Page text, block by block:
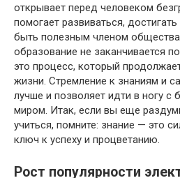
открывает перед человеком
помогает развиваться,
быть полезным членом
образование не заканчивается
это процесс, который
жизни. Стремление к знаниям и
лучше и позволяет идти в ногу
миром. Итак, если вы еще
учиться, помните: знание — это
ключ к успеху и процветанию.
Рост популярности